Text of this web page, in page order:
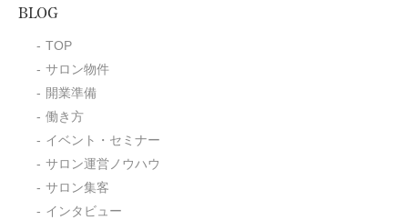
BLOG
TOP
サロン物件
開業準備
働き方
イベント・セミナー
サロン運営ノウハウ
サロン集客
インタビュー